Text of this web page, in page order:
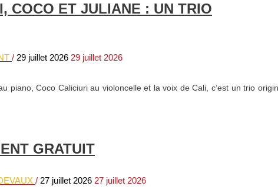
COCO ET JULIANE : UN TRIO
/ 29 juillet 2026 29 juillet 2026
piano, Coco Caliciuri au violoncelle et la voix de Cali, c’est un trio
GRATUIT
/ 27 juillet 2026 27 juillet 2026